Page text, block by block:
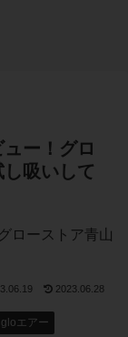
ー！グロ
吸いして
2023.06.28
エアー